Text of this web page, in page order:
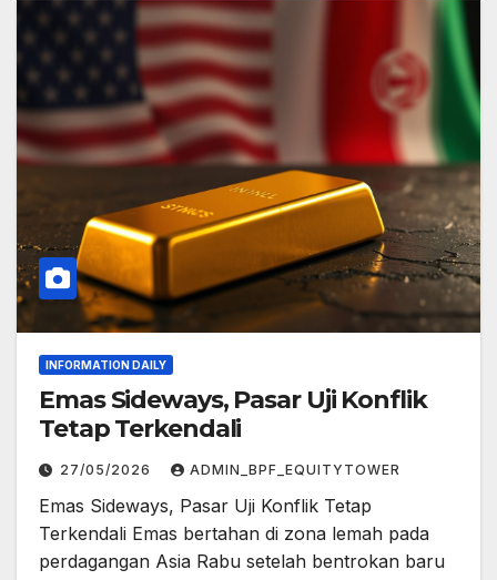
INFORMATION DAILY
Emas Sideways, Pasar Uji Konflik
Tetap Terkendali
27/05/2026 ADMIN_BPF_EQUITYTOWER
Emas Sideways, Pasar Uji Konflik Tetap
Terkendali Emas bertahan di zona lemah pada
perdagangan Asia Rabu setelah bentrokan baru